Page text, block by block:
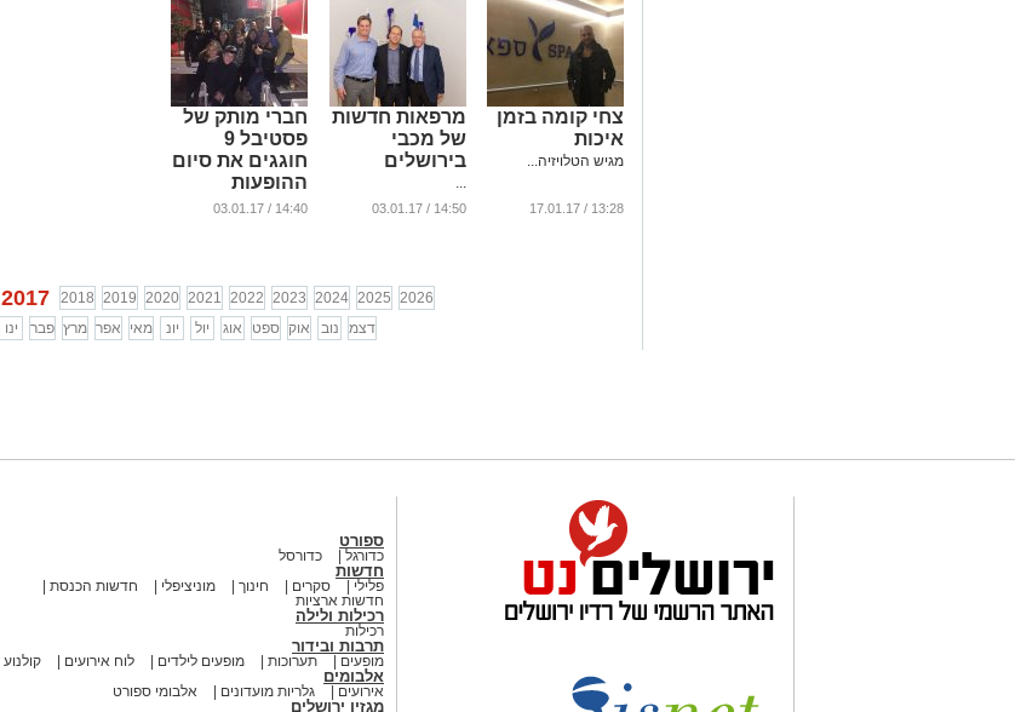
צחי קומה בזמן
איכות
מגיש הטלויזיה...
13:28 / 17.01.17
מרפאות חדשות
של מכבי
בירושלים
...
14:50 / 03.01.17
חברי מותק של
פסטיבל 9
חוגגים את סיום
ההופעות
במסעדה
14:40 / 03.01.17
2017 2018 2019 2020 2021 2022 2023 2024 2025 2026
ינו
פבר מרץ אפר מאי יונ יול אוג ספט אוק נוב דצמ
ספורט
כדורגל כדורסל
חדשות
פלילי סקרים חינוך מוניציפלי
חדשות הכנסת
חדשות ארציות
רכילות ולילה
רכילות
תרבות ובידור
מופעים תערוכות מופעים לילדים לוח אירועים קולנוע
אלבומים
אירועים גלריות מועדונים אלבומי ספורט
מגזין ירושלים